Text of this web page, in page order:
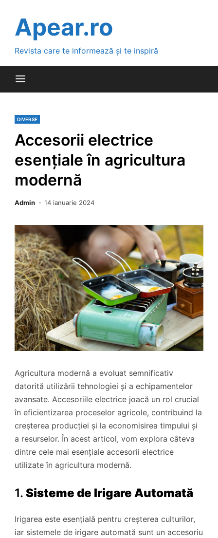
contentApear.ro
Revista care te informează și te inspiră
DIVERSE
Accesorii electrice
esențiale în agricultura
modernă
Admin 14 ianuarie 2024
Agricultura modernă a evoluat semnificativ
datorită utilizării tehnologiei și a echipamentelor
avansate. Accesoriile electrice joacă un rol crucial
în eficientizarea proceselor agricole, contribuind la
creșterea producției și la economisirea timpului și
a resurselor. În acest articol, vom explora câteva
dintre cele mai esențiale accesorii electrice
utilizate în agricultura modernă.
1. Sisteme de Irigare Automată
Irigarea este esențială pentru creșterea culturilor,
iar sistemele de irigare automată sunt un accesoriu